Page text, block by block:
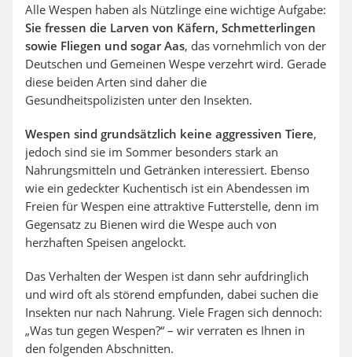
Alle Wespen haben als Nützlinge eine wichtige Aufgabe:
Sie fressen die Larven von Käfern, Schmetterlingen
sowie Fliegen und sogar Aas, das vornehmlich von der
Deutschen und Gemeinen Wespe verzehrt wird. Gerade
diese beiden Arten sind daher die
Gesundheitspolizisten unter den Insekten.
Wespen sind grundsätzlich keine aggressiven Tiere,
jedoch sind sie im Sommer besonders stark an
Nahrungsmitteln und Getränken interessiert. Ebenso
wie ein gedeckter Kuchentisch ist ein Abendessen im
Freien für Wespen eine attraktive Futterstelle, denn im
Gegensatz zu Bienen wird die Wespe auch von
herzhaften Speisen angelockt.
Das Verhalten der Wespen ist dann sehr aufdringlich
und wird oft als störend empfunden, dabei suchen die
Insekten nur nach Nahrung. Viele Fragen sich dennoch:
„Was tun gegen Wespen?“ – wir verraten es Ihnen in
den folgenden Abschnitten.